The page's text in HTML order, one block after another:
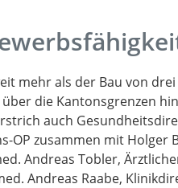
mehr als der Bau von
die Kantonsgrenzen
auch
OP zusammen mit Holger
Andreas Tobler,
Andreas Raabe,